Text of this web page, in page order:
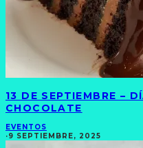
13 DE SEPTIEMBRE –
CHOCOLATE
EVENTOS
·9 SEPTIEMBRE, 2025